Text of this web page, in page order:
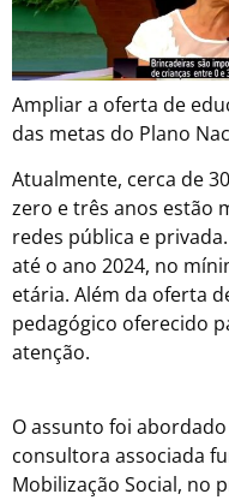
Ampliar a oferta de
das metas do Plano
Atualmente, cerca de
zero e três anos estão
redes pública e
até o ano 2024, no
etária. Além da oferta
pedagógico oferecido
atenção.
O assunto foi
consultora associada
Mobilização Social, no